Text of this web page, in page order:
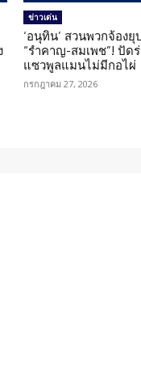
ข่าวเด่น
‘อนุทิน’ สวนพวกจ้องยุ
“รำคาญ-สมเพช”! ปัด
แซวพูลแมนไม่มีกอไผ่
กรกฎาคม 27, 2026